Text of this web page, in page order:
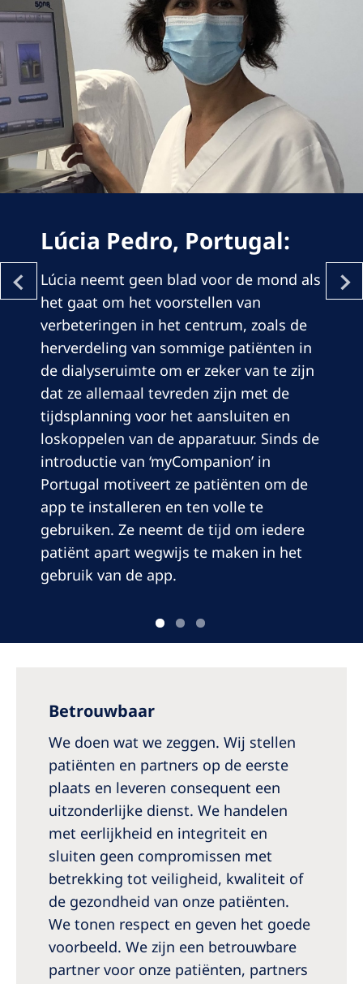
Lúcia Pedro, Portugal:
Lúcia neemt geen blad voor de mond als
het gaat om het voorstellen van
verbeteringen in het centrum, zoals de
herverdeling van sommige patiënten in
de dialyseruimte om er zeker van te zijn
dat ze allemaal tevreden zijn met de
tijdsplanning voor het aansluiten en
loskoppelen van de apparatuur. Sinds de
introductie van ‘myCompanion’ in
Portugal motiveert ze patiënten om de
app te installeren en ten volle te
gebruiken. Ze neemt de tijd om iedere
patiënt apart wegwijs te maken in het
gebruik van de app.
Betrouwbaar
We doen wat we zeggen. Wij stellen
patiënten en partners op de eerste
plaats en leveren consequent een
uitzonderlijke dienst. We handelen
met eerlijkheid en integriteit en
sluiten geen compromissen met
betrekking tot veiligheid, kwaliteit of
de gezondheid van onze patiënten.
We tonen respect en geven het goede
voorbeeld. We zijn een betrouwbare
partner voor onze patiënten, partners